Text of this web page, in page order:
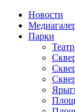
Новости
Парки